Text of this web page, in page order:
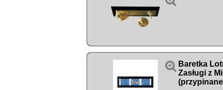
 Baretka
Zasługi z